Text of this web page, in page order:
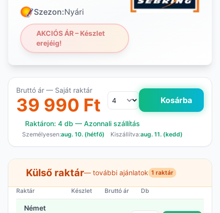
Szezon:Nyári
AKCIÓS ÁR – Készlet
erejéig!
Bruttó ár — Saját raktár
39 990 Ft Kosárba
Raktáron: 4 db — Azonnali szállítás
Személyesen:aug. 10. (hétfő) Kiszállítva:aug. 11. (kedd)
Külső raktár— további ajánlatok 1 raktár
Raktár Készlet Bruttó ár Db
Német